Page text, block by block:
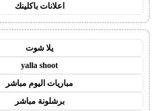
اعلانات باكلينك
يلا شوت
yalla shoot
مباريات اليوم مباشر
برشلونة مباشر